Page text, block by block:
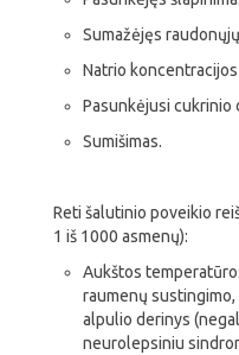
Sumažėjęs
Natrio
Pasunkėjusi cukrinio
Sumišimas.
Reti šalutinio poveikio
1 iš 1000 asmenų):
Aukštos
raumenų
alpulio derinys
neurolepsiniu